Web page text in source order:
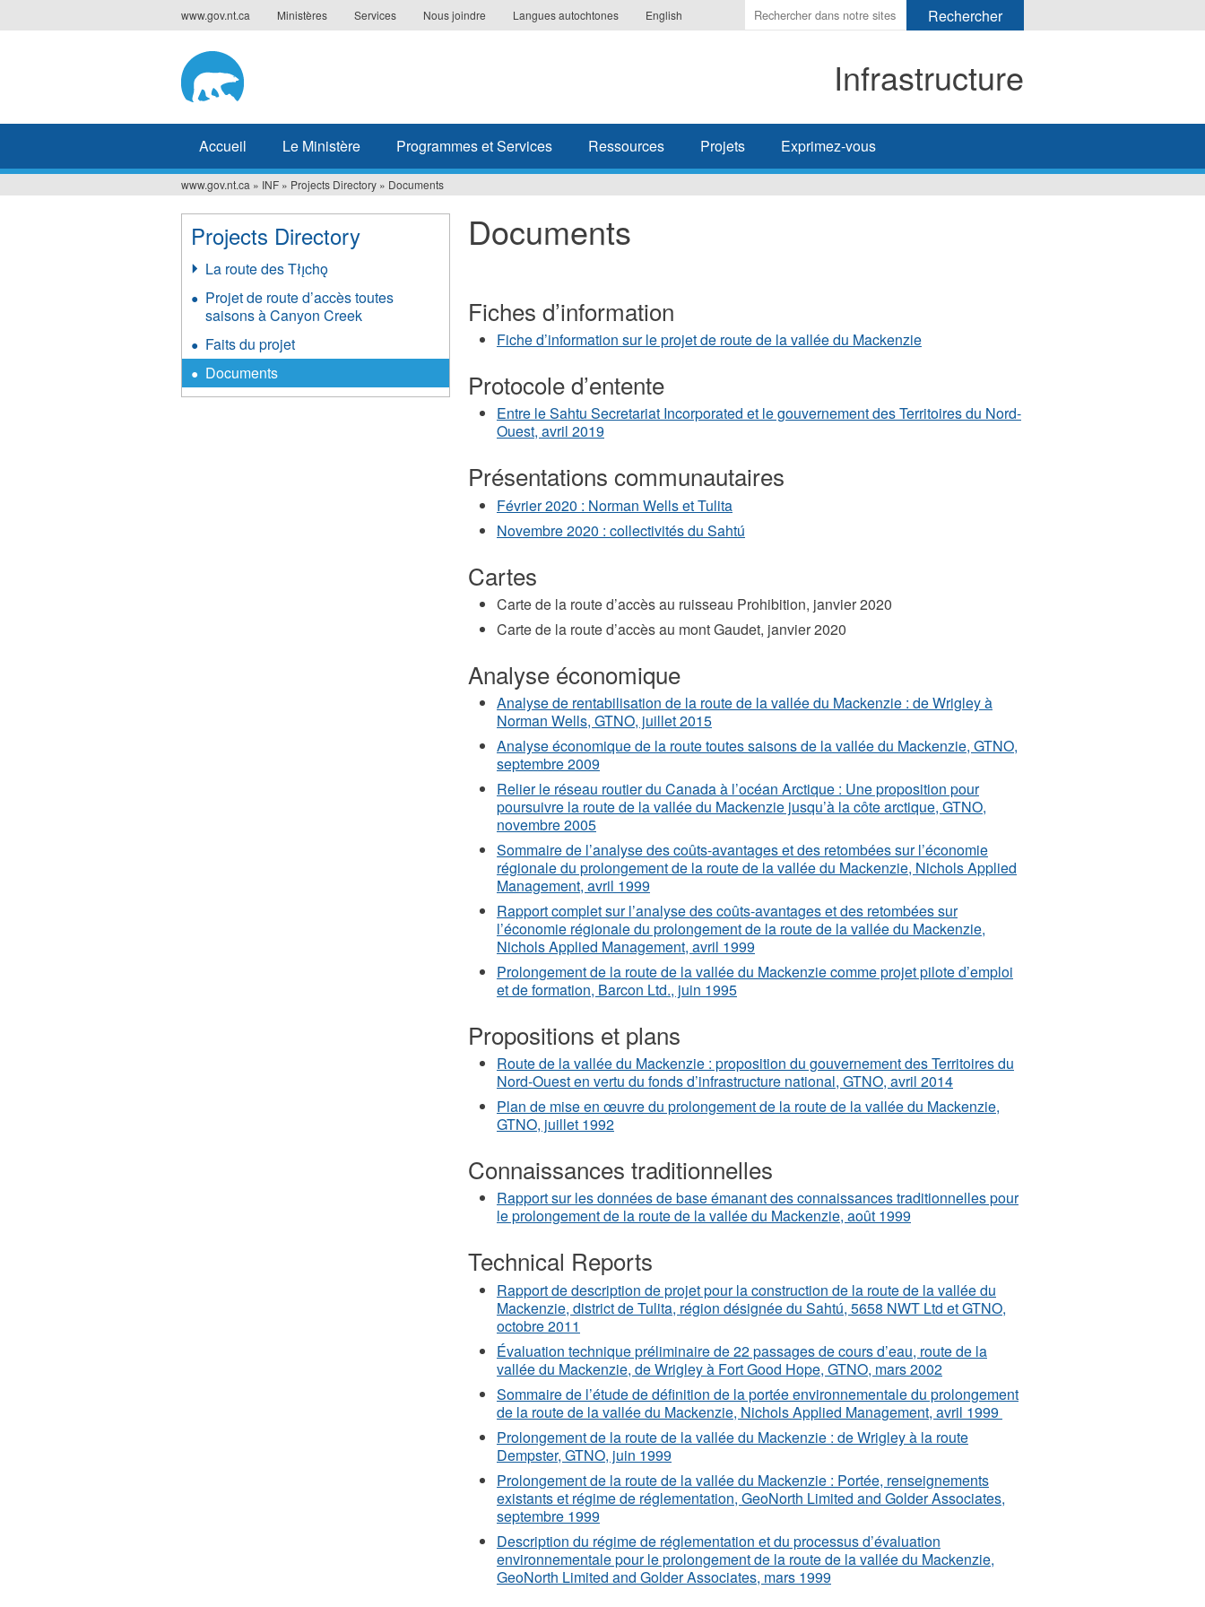
to
www.gov.nt.ca Ministères Services Nous joindre Langues autochtones English
Indiquer
les
Infrastructure
Accueil Le Ministère Programmes et Services Ressources Projets Exprimez-vous
Vous
êtes
ici
www.gov.nt.ca » INF » Projects Directory » Documents
Documents
Fiches d’information
Fiche d’information sur le projet de route de la vallée du Mackenzie
Protocole d’entente
Entre le Sahtu Secretariat Incorporated et le gouvernement des Territoires du Nord-
Ouest, avril 2019
Présentations communautaires
Février 2020 : Norman Wells et Tulita
Novembre 2020 : collectivités du Sahtú
Cartes
Carte de la route d’accès au ruisseau Prohibition, janvier 2020
Carte de la route d’accès au mont Gaudet, janvier 2020
Analyse économique
Analyse de rentabilisation de la route de la vallée du Mackenzie : de Wrigley à
Norman Wells, GTNO, juillet 2015
Analyse économique de la route toutes saisons de la vallée du Mackenzie, GTNO,
septembre 2009
Relier le réseau routier du Canada à l’océan Arctique : Une proposition pour
poursuivre la route de la vallée du Mackenzie jusqu’à la côte arctique, GTNO,
novembre 2005
Sommaire de l’analyse des coûts-avantages et des retombées sur l’économie
régionale du prolongement de la route de la vallée du Mackenzie, Nichols Applied
Management, avril 1999
Rapport complet sur l’analyse des coûts-avantages et des retombées sur
l’économie régionale du prolongement de la route de la vallée du Mackenzie,
Nichols Applied Management, avril 1999
Prolongement de la route de la vallée du Mackenzie comme projet pilote d’emploi
et de formation, Barcon Ltd., juin 1995
Propositions et plans
Route de la vallée du Mackenzie : proposition du gouvernement des Territoires du
Nord-Ouest en vertu du fonds d’infrastructure national, GTNO, avril 2014
Plan de mise en œuvre du prolongement de la route de la vallée du Mackenzie,
GTNO, juillet 1992
Connaissances traditionnelles
Rapport sur les données de base émanant des connaissances traditionnelles pour
le prolongement de la route de la vallée du Mackenzie, août 1999
Technical Reports
Rapport de description de projet pour la construction de la route de la vallée du
Mackenzie, district de Tulita, région désignée du Sahtú, 5658 NWT Ltd et GTNO,
octobre 2011
Évaluation technique préliminaire de 22 passages de cours d’eau, route de la
vallée du Mackenzie, de Wrigley à Fort Good Hope, GTNO, mars 2002
Sommaire de l’étude de définition de la portée environnementale du prolongement
de la route de la vallée du Mackenzie, Nichols Applied Management, avril 1999
Prolongement de la route de la vallée du Mackenzie : de Wrigley à la route
Dempster, GTNO, juin 1999
Prolongement de la route de la vallée du Mackenzie : Portée, renseignements
existants et régime de réglementation, GeoNorth Limited and Golder Associates,
septembre 1999
Description du régime de réglementation et du processus d’évaluation
environnementale pour le prolongement de la route de la vallée du Mackenzie,
GeoNorth Limited and Golder Associates, mars 1999
Projects Directory
La route des Tłı̨chǫ
Projet de route d’accès toutes
saisons à Canyon Creek
Faits du projet
Documents